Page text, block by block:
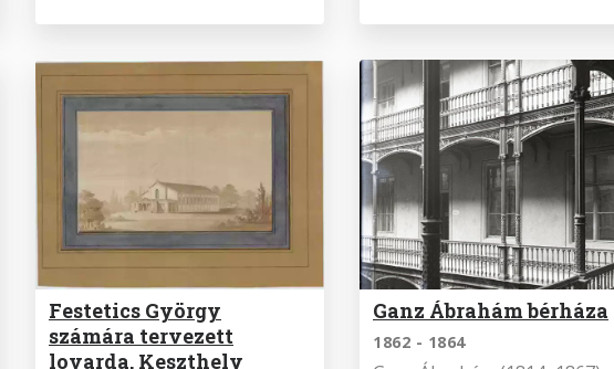
Festetics György
számára tervezett
lovarda, Keszthely
Ganz Ábrahám bérháza
1862 - 1864